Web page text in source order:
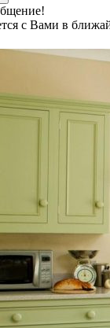
с Вами в